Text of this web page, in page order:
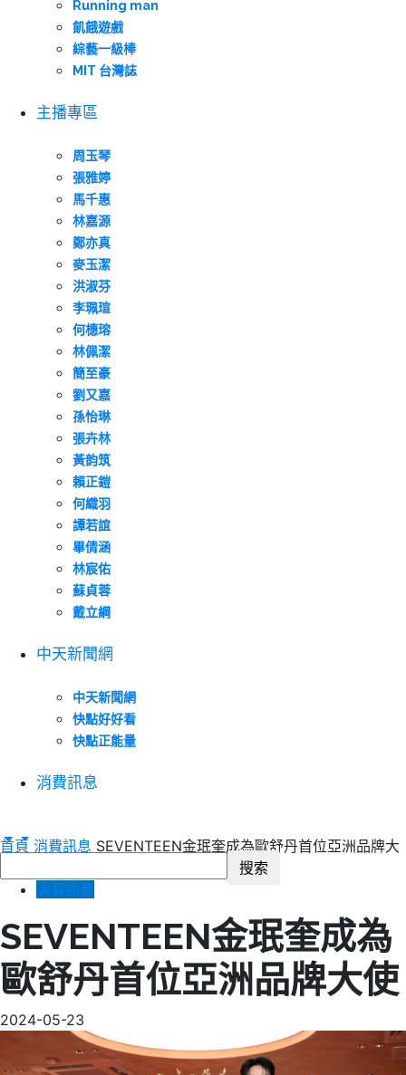
Running man
飢餓遊戲
綜藝一級棒
MIT 台灣誌
主播專區
周玉琴
張雅婷
馬千惠
林嘉源
鄭亦真
麥玉潔
洪淑芬
李珮瑄
何橞瑢
林佩潔
簡至豪
劉又嘉
孫怡琳
張卉林
黃韵筑
賴正鎧
何織羽
譚若誼
畢倩涵
林宸佑
蘇貞蓉
戴立綱
中天新聞網
中天新聞網
快點好好看
快點正能量
消費訊息
首頁 消費訊息 SEVENTEEN金珉奎成為歐舒丹首位亞洲品牌大
消費訊息
SEVENTEEN金珉奎成為
歐舒丹首位亞洲品牌大使
2024-05-23